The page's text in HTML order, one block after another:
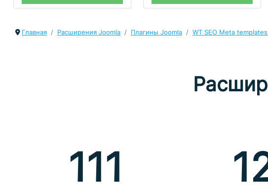
Главная Расширения Joomla Плагины Joomla WT SEO Meta
111